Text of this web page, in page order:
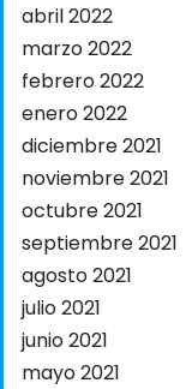
abril 2022
marzo 2022
febrero 2022
enero 2022
diciembre 2021
noviembre 2021
octubre 2021
septiembre 2021
agosto 2021
julio 2021
junio 2021
mayo 2021